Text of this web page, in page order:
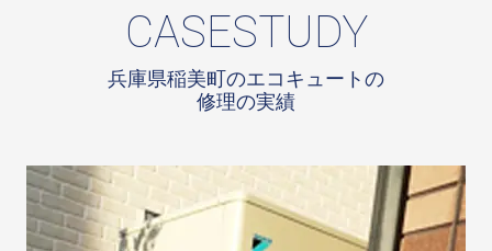
CASESTUDY
兵庫県稲美町のエコキュートの
修理の実績